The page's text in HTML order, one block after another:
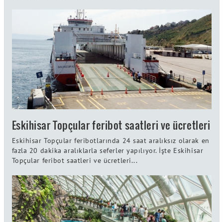
Eskihisar Topçular feribot saatleri ve ücretleri
Eskihisar Topçular feribotlarında 24 saat aralıksız olarak en
fazla 20 dakika aralıklarla seferler yapılıyor. İşte Eskihisar
Topçular feribot saatleri ve ücretleri...